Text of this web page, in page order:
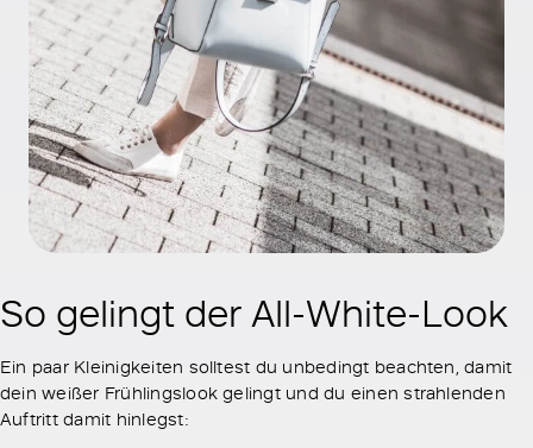
So gelingt der All-White-Look
Ein paar Kleinigkeiten solltest du unbedingt beachten, damit
dein weißer Frühlingslook gelingt und du einen strahlenden
Auftritt damit hinlegst: